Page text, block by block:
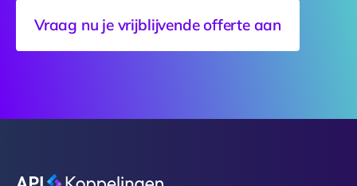
Vraag nu je vrijblijvende offerte aan